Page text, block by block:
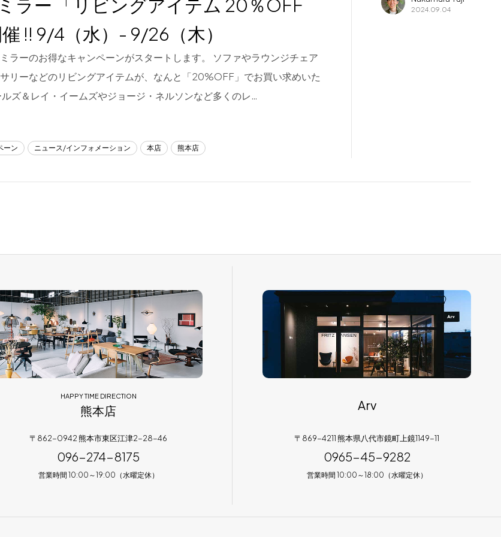
ラー 「リビングアイテム 20％OFF
!! 9/4（水）- 9/26（木）
ラーのお得なキャンペーンがスタートします。 ソファやラウンジチェア
リーなどのリビングアイテムが、なんと「20%OFF」でお買い求めいた
ズ＆レイ・イームズやジョージ・ネルソンなど多くのレ…
ーン ニュース/インフォメーション 本店 熊本店
2024.09.04
HAPPY TIME DIRECTION
熊本店
〒862-0942 熊本市東区江津2-28-46
096-274-8175
営業時間 10:00～19:00（水曜定休）
Arv
〒869-4211 熊本県八代市鏡町上鏡1149-11
0965-45-9282
営業時間 10:00～18:00（水曜定休）